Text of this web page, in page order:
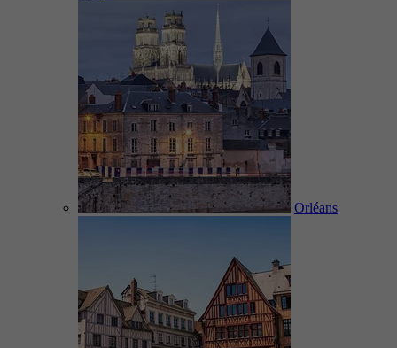
Orléans